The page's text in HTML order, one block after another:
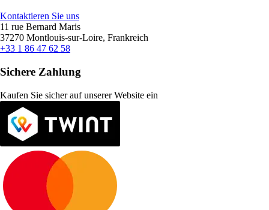
Kontaktieren Sie uns
11 rue Bernard Maris
37270 Montlouis-sur-Loire, Frankreich
+33 1 86 47 62 58
Sichere Zahlung
Kaufen Sie sicher auf unserer Website ein